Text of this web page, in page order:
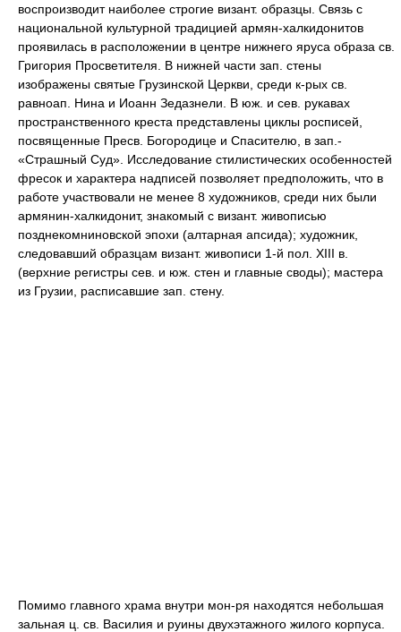
воспроизводит наиболее строгие визант. образцы. Связь с
национальной культурной традицией армян-халкидонитов
проявилась в расположении в центре нижнего яруса образа св.
Григория Просветителя. В нижней части зап. стены
изображены святые Грузинской Церкви, среди к-рых св.
равноап. Нина и Иоанн Зедазнели. В юж. и сев. рукавах
пространственного креста представлены циклы росписей,
посвященные Пресв. Богородице и Спасителю, в зап.-
«Страшный Суд». Исследование стилистических особенностей
фресок и характера надписей позволяет предположить, что в
работе участвовали не менее 8 художников, среди них были
армянин-халкидонит, знакомый с визант. живописью
позднекомниновской эпохи (алтарная апсида); художник,
следовавший образцам визант. живописи 1-й пол. XIII в.
(верхние регистры сев. и юж. стен и главные своды); мастера
из Грузии, расписавшие зап. стену.
Помимо главного храма внутри мон-ря находятся небольшая
зальная ц. св. Василия и руины двухэтажного жилого корпуса.